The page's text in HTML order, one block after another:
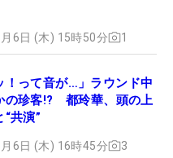
6日 (木) 15時50分 1
！って音が…」ラウンド中
の珍客!? 都玲華、頭の上
共演”
6日 (木) 16時45分 3